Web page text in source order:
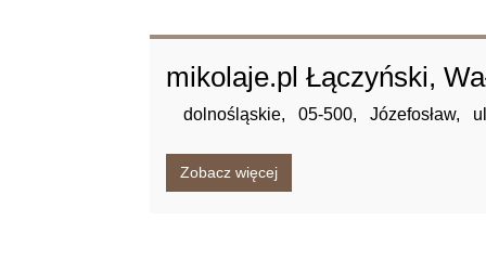
mikolaje.pl Łączyński,
dolnośląskie, 05-500, Józefosław,
Zobacz więcej